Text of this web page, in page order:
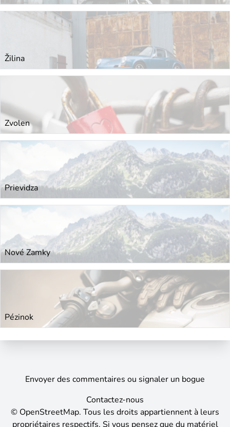
Žilina
Zvolen
Prievidza
Nové Zamky
Pézinok
Envoyer des commentaires ou signaler un bogue
Contactez-nous
© OpenStreetMap. Tous les droits appartiennent à leurs
propriétaires respectifs. Si vous pensez que du matériel